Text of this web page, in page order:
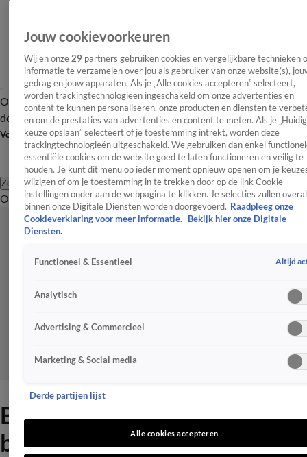
OverzichtAfleveringen Entertainment TV Algemeen
Tip
de redactieNieuwsbrief
Volg Shownieuws
Zoeken
OverzichtEntertainmentSpraakmakendRealityCrimeVideo's
B&B Vol Liefde-Walter doet
bizarre oproep
Jouw cookievoorkeuren
Wij en onze 29 partners gebruiken cookies en vergelijkbare technieken
informatie te verzamelen over jou als gebruiker van onze website(s),
gedrag en jouw apparaten. Als je „Alle cookies accepteren” selecteert,
worden trackingtechnologieën ingeschakeld om onze advertenties en
content te kunnen personaliseren, onze producten en diensten te
en om de prestaties van advertenties en content te meten. Als je
keuze opslaan” selecteert of je toestemming intrekt, worden deze
trackingtechnologieën uitgeschakeld. We gebruiken dan enkel
essentiële cookies om de website goed te laten functioneren en veilig te
houden. Je kunt dit menu op ieder moment opnieuw openen om je
wijzigen of om je toestemming in te trekken door op de link Cookie-
instellingen onder aan de webpagina te klikken. Je selecties zullen overal
binnen onze Digitale Diensten worden doorgevoerd. Raadpleeg onze
Cookieverklaring voor meer informatie.
Bekijk hier onze Digitale
Diensten.
Functioneel & Essentieel Altijd
Analytisch
Advertising & Commercieel
Marketing & Social media
Derde partijen lijst
Alle cookies accepteren